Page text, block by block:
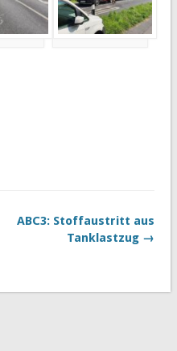
ABC3: Stoffaustritt aus
Tanklastzug →